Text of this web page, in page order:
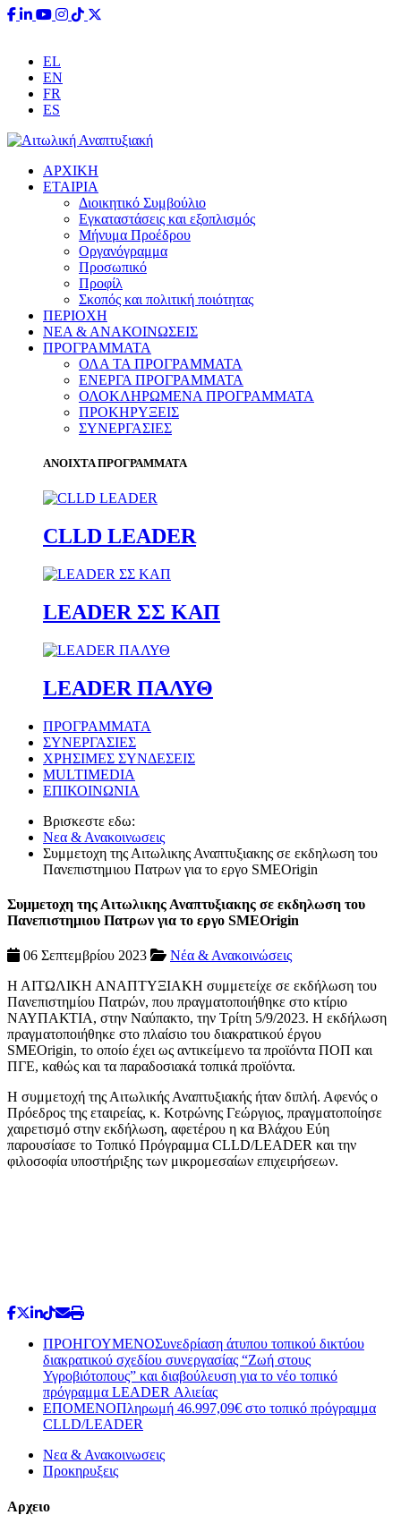
EL
EN
FR
ES
ΑΡΧΙΚΗ
ΕΤΑΙΡΙΑ
Διοικητικό Συμβούλιο
Εγκαταστάσεις και εξοπλισμός
Μήνυμα Προέδρου
Οργανόγραμμα
Προσωπικό
Προφίλ
Σκοπός και πολιτική ποιότητας
ΠΕΡΙΟΧΗ
ΝΕΑ & ΑΝΑΚΟΙΝΩΣΕΙΣ
ΠΡΟΓΡΑΜΜΑΤΑ
ΟΛΑ ΤΑ ΠΡΟΓΡΑΜΜΑΤΑ
ΕΝΕΡΓΑ ΠΡΟΓΡΑΜΜΑΤΑ
ΟΛΟΚΛΗΡΩΜΕΝΑ ΠΡΟΓΡΑΜΜΑΤΑ
ΠΡΟΚΗΡΥΞΕΙΣ
ΣΥΝΕΡΓΑΣΙΕΣ
ΑΝΟΙΧΤΑ ΠΡΟΓΡΑΜΜΑΤΑ
CLLD LEADER
LEADER ΣΣ ΚΑΠ
LEADER ΠΑΛΥΘ
ΠΡΟΓΡΑΜΜΑΤΑ
ΣΥΝΕΡΓΑΣΙΕΣ
ΧΡΗΣΙΜΕΣ ΣΥΝΔΕΣΕΙΣ
MULTIMEDIA
ΕΠΙΚΟΙΝΩΝΙΑ
Βρισκεστε εδω:
Νεα & Ανακοινωσεις
Συμμετοχη της Αιτωλικης Αναπτυξιακης σε εκδηλωση του
Πανεπιστημιου Πατρων για το εργο SMEOrigin
Συμμετοχη της Αιτωλικης Αναπτυξιακης σε εκδηλωση του
Πανεπιστημιου Πατρων για το εργο SMEOrigin
06 Σεπτεμβρίου 2023
Νέα & Ανακοινώσεις
Η ΑΙΤΩΛΙΚΗ ΑΝΑΠΤΥΞΙΑΚΗ συμμετείχε σε εκδήλωση του
Πανεπιστημίου Πατρών, που πραγματοποιήθηκε στο κτίριο
ΝΑΥΠΑΚΤΙΑ, στην Ναύπακτο, την Τρίτη 5/9/2023. Η εκδήλωση
πραγματοποιήθηκε στο πλαίσιο του διακρατικού έργου
SMEOrigin, το οποίο έχει ως αντικείμενο τα προϊόντα ΠΟΠ και
ΠΓΕ, καθώς και τα παραδοσιακά τοπικά προϊόντα.
Η συμμετοχή της Αιτωλικής Αναπτυξιακής ήταν διπλή. Αφενός ο
Πρόεδρος της εταιρείας, κ. Κοτρώνης Γεώργιος, πραγματοποίησε
χαιρετισμό στην εκδήλωση, αφετέρου η κα Βλάχου Εύη
παρουσίασε το Τοπικό Πρόγραμμα CLLD/LEADER και την
φιλοσοφία υποστήριξης των μικρομεσαίων επιχειρήσεων.
ΠΡΟΗΓΟΥΜΕΝΟΣυνεδρίαση άτυπου τοπικού δικτύου
διακρατικού σχεδίου συνεργασίας “Ζωή στους
Υγροβιότοπους” και διαβούλευση για το νέο τοπικό
πρόγραμμα LEADER Αλιείας
ΕΠΟΜΕΝΟΠληρωμή 46.997,09€ στο τοπικό πρόγραμμα
CLLD/LEADER
Νεα & Ανακοινωσεις
Προκηρυξεις
Αρχειο